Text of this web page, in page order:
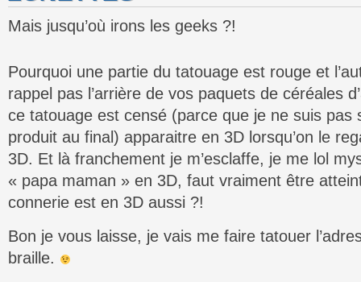
Mais jusqu’où irons les geeks ?!
Pourquoi une partie du tatouage est rouge et
rappel pas l’arrière de vos paquets de céréales
ce tatouage est censé (parce que je ne suis pas
produit au final) apparaitre en 3D lorsqu’on le
3D. Et là franchement je m’esclaffe, je me lol
« papa maman » en 3D, faut vraiment être
connerie est en 3D aussi ?!
Bon je vous laisse, je vais me faire tatouer
braille.